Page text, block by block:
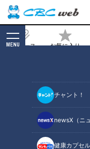
ニュース お気に入り
MENU
チャント！
newsX（ニ
健康カプセ
省も知らない
遭遇】
2025/05/28 12:00